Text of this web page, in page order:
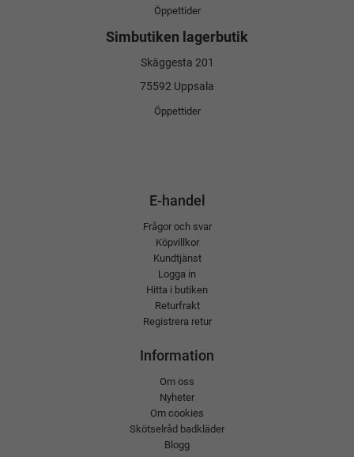
Öppettider
Simbutiken lagerbutik
Skäggesta 201
75592 Uppsala
Öppettider
E-handel
Frågor och svar
Köpvillkor
Kundtjänst
Logga in
Hitta i butiken
Returfrakt
Registrera retur
Information
Om oss
Nyheter
Om cookies
Skötselråd badkläder
Blogg